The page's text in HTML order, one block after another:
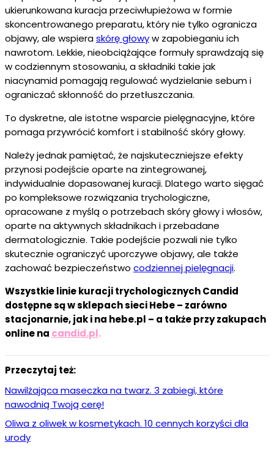
ukierunkowana kuracja przeciwłupieżowa w formie
skoncentrowanego preparatu, który nie tylko ogranicza
objawy, ale wspieraskórę głowyw zapobieganiu ich
nawrotom. Lekkie, nieobciążające formuły sprawdzają się
w codziennym stosowaniu, a składniki takie jak
niacynamid pomagają regulować wydzielanie sebum i
ograniczać skłonność do przetłuszczania.
To dyskretne, ale istotne wsparcie pielęgnacyjne, które
pomaga przywrócić komfort i stabilność skóry głowy.
Należy jednak pamiętać, że najskuteczniejsze efekty
przynosi podejście oparte na zintegrowanej,
indywidualnie dopasowanej kuracji. Dlatego warto sięgać
po kompleksowe rozwiązania trychologiczne,
opracowane z myślą o potrzebach skóry głowy i włosów,
oparte na aktywnych składnikach i przebadane
dermatologicznie. Takie podejście pozwali nie tylko
skutecznie ograniczyć uporczywe objawy, ale także
zachować bezpieczeństwo codziennej pielęgnacji.
Wszystkie linie kuracji trychologicznych Candid
dostępne są w sklepach sieci Hebe – zarówno
stacjonarnie, jak i na hebe.pl – a także przy zakupach
online na candid.pl.
Przeczytaj też:
Nawilżająca maseczka na twarz. 3 zabiegi, które
nawodnią Twoją cerę!
Oliwa z oliwek w kosmetykach. 10 cennych korzyści dla
urody